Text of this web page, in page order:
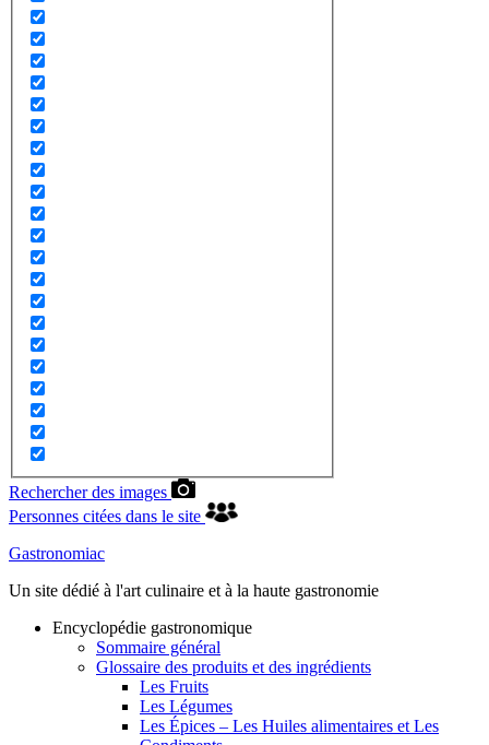
Rechercher des images
Personnes citées dans le site
Gastronomiac
Un site dédié à l'art culinaire et à la haute gastronomie
Encyclopédie gastronomique
Sommaire général
Glossaire des produits et des ingrédients
Les Fruits
Les Légumes
Les Épices – Les Huiles alimentaires et Les